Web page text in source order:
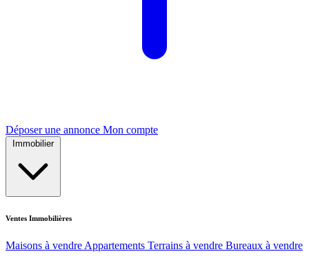
Déposer une annonce Mon compte
Immobilier
Ventes Immobilières
Maisons à vendre Appartements Terrains à vendre Bureaux à vendre